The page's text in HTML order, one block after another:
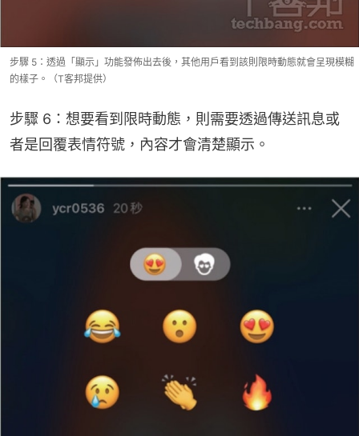
步驟 5：透過「顯示」功能發佈出去後，其他用戶看到該則限時動態就會呈現模糊
的樣子。（T客邦提供）
步驟 6：想要看到限時動態，則需要透過傳送訊息或
者是回覆表情符號，內容才會清楚顯示。